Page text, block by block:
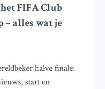
FIFA Club
– alles wat je
halve finale:
start en